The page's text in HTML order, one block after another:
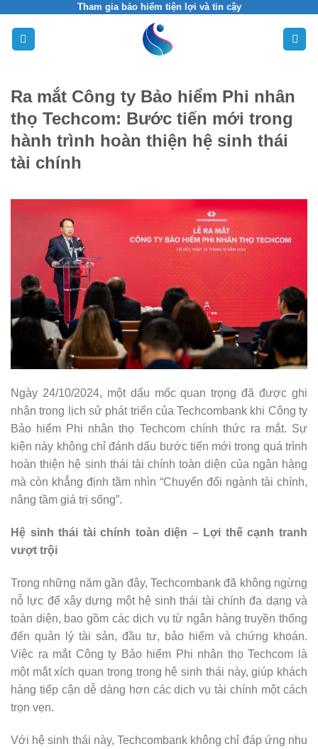
content
Tham gia bảo hiểm tiện lợi và tin cậy
Ra mắt Công ty Bảo hiểm Phi nhân
thọ Techcom: Bước tiến mới trong
hành trình hoàn thiện hệ sinh thái
tài chính
Ngày 24/10/2024, một dấu mốc quan trọng đã được ghi
nhận trong lịch sử phát triển của Techcombank khi Công ty
Bảo hiểm Phi nhân thọ Techcom chính thức ra mắt. Sự
kiện này không chỉ đánh dấu bước tiến mới trong quá trình
hoàn thiện hệ sinh thái tài chính toàn diện của ngân hàng
mà còn khẳng định tầm nhìn “Chuyển đổi ngành tài chính,
nâng tầm giá trị sống”.
Hệ sinh thái tài chính toàn diện – Lợi thế cạnh tranh
vượt trội
Trong những năm gần đây, Techcombank đã không ngừng
nỗ lực để xây dựng một hệ sinh thái tài chính đa dạng và
toàn diện, bao gồm các dịch vụ từ ngân hàng truyền thống
đến quản lý tài sản, đầu tư, bảo hiểm và chứng khoán.
Việc ra mắt Công ty Bảo hiểm Phi nhân thọ Techcom là
một mắt xích quan trọng trong hệ sinh thái này, giúp khách
hàng tiếp cận dễ dàng hơn các dịch vụ tài chính một cách
trọn vẹn.
Với hệ sinh thái này, Techcombank không chỉ đáp ứng nhu